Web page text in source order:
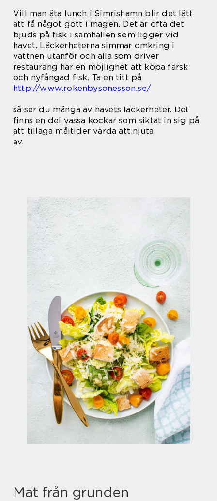
Vill man äta lunch i Simrishamn blir det lätt
att få något gott i magen. Det är ofta det
bjuds på fisk i samhällen som ligger vid
havet. Läckerheterna simmar omkring i
vattnen utanför och alla som driver
restaurang har en möjlighet att köpa färsk
och nyfångad fisk. Ta en titt på
http://www.rokenbysonesson.se/
så ser du många av havets läckerheter. Det
finns en del vassa kockar som siktat in sig på
att tillaga måltider värda att njuta
av.
Mat från grunden